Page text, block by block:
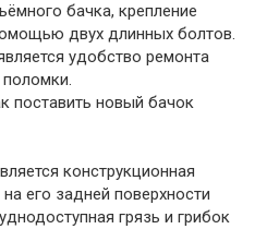
бачка, крепление
двух длинных болтов.
удобство ремонта
конструкционная
его задней поверхности
грязь и грибок